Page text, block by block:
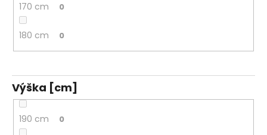
170 cm 0
180 cm 0
Výška [cm]
190 cm 0